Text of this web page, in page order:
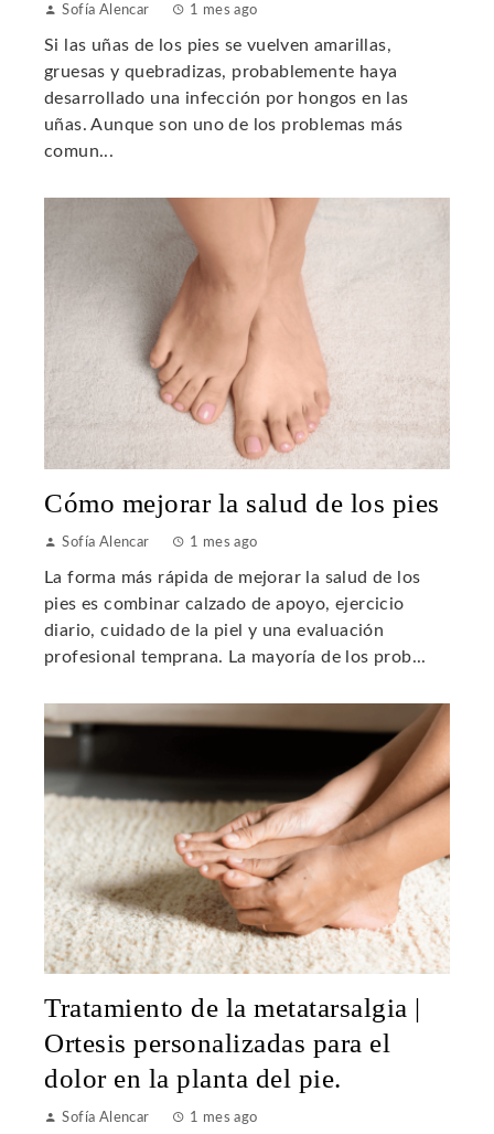
Sofía Alencar 1 mes ago
Si las uñas de los pies se vuelven amarillas,
gruesas y quebradizas, probablemente haya
desarrollado una infección por hongos en las
uñas. Aunque son uno de los problemas más
comun...
Cómo mejorar la salud de los pies
Sofía Alencar 1 mes ago
La forma más rápida de mejorar la salud de los
pies es combinar calzado de apoyo, ejercicio
diario, cuidado de la piel y una evaluación
profesional temprana. La mayoría de los prob...
Tratamiento de la metatarsalgia |
Ortesis personalizadas para el
dolor en la planta del pie.
Sofía Alencar 1 mes ago